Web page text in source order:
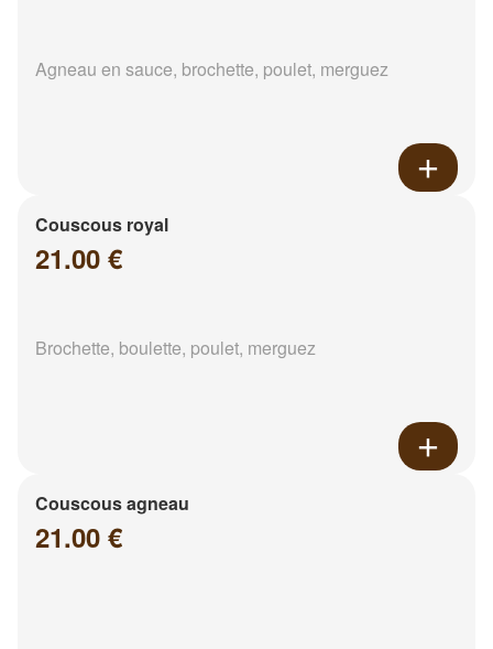
Agneau en sauce, brochette, poulet, merguez
Couscous royal
21.00 €
Brochette, boulette, poulet, merguez
Couscous agneau
21.00 €